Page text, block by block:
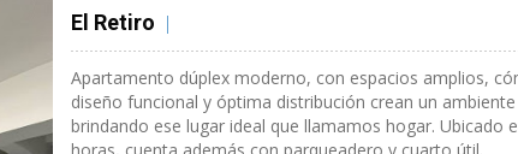
El Retiro
Apartamento dúplex moderno, con espacios amplios,
diseño funcional y óptima distribución crean un
brindando ese lugar ideal que llamamos hogar. Ubicado
horas, cuenta además con parqueadero y cuarto útil.